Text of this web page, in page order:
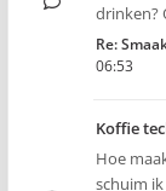
drinken?
Re:
06:53
Koffie
Hoe
schuim